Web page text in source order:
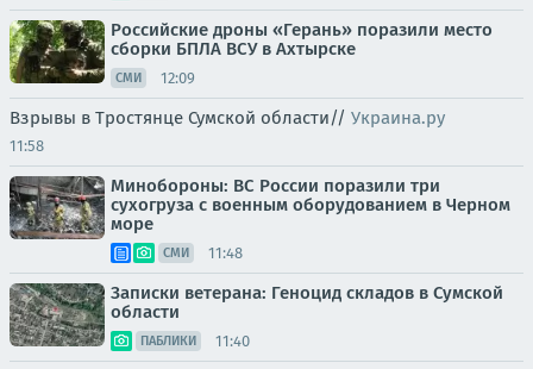
Российские дроны «Герань» поразили место
сборки БПЛА ВСУ в Ахтырске
СМИ 12:09
Взрывы в Тростянце Сумской области// Украина.ру
11:58
Минобороны: ВС России поразили три
сухогруза с военным оборудованием в Черном
море
СМИ 11:48
Записки ветерана: Геноцид складов в Сумской
области
ПАБЛИКИ 11:40